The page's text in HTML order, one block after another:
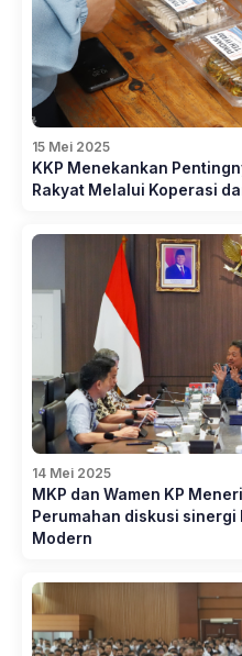
15 Mei 2025
KKP Menekankan
Rakyat Melalui Koperasi
14 Mei 2025
MKP dan Wamen KP
Perumahan diskusi sinergi
Modern